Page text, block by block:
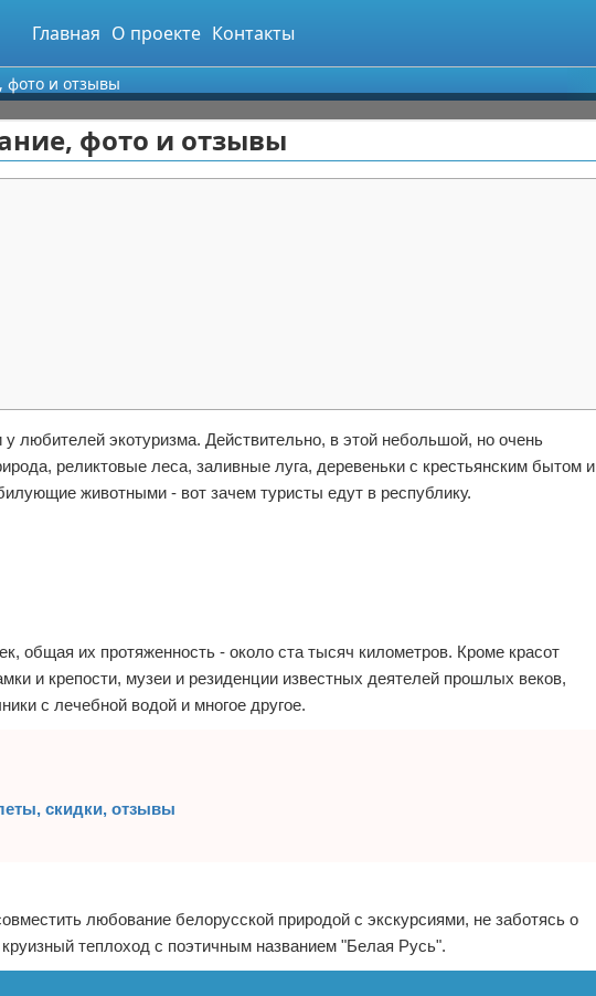
Главная О проекте Контакты
фото и отзывы
фото и отзывы
любителей экотуризма. Действительно, в этой небольшой, но очень
реликтовые леса, заливные луга, деревеньки с крестьянским бытом и
животными - вот зачем туристы едут в республику.
общая их протяженность - около ста тысяч километров. Кроме красот
и крепости, музеи и резиденции известных деятелей прошлых веков,
с лечебной водой и многое другое.
скидки, отзывы
любование белорусской природой с экскурсиями, не заботясь о
теплоход с поэтичным названием "Белая Русь".